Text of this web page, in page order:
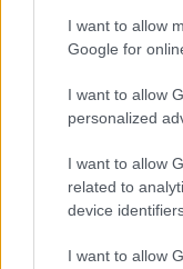
I want to allow
Google for
I want to allow
personalized
I want to allow
related to
device
I want to allow
©2026 - rifaidate.it -